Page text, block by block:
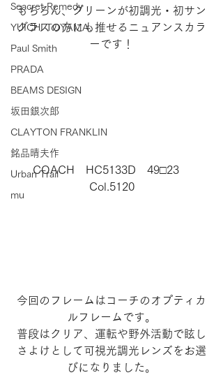
Seacret Remedy
YUICHI TOYAMA.
Paul Smith
PRADA
BEAMS DESIGN
坂田銀次郎
CLAYTON FRANKLIN
銘品晴夫作
Urban Trail
mu
もちろん、グリーンが初調光・初サン
グラスの方にも推せるニュアンスカラ
ーです！
COACH　HC5133D　49□23
Col.5120
今回のフレームはコーチのオプティカ
ルフレームです。
普段はクリア、運転や野外活動で眩し
さよけとして可視光調光レンズをお選
びになりました。